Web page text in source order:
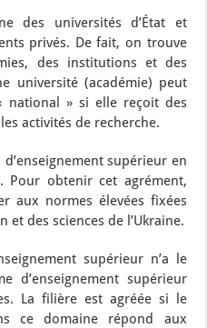
des universités d’État et
privés. De fait, on trouve
des institutions et des
université (académie) peut
national » si elle reçoit des
activités de recherche.
supérieur en
Pour obtenir cet agrément,
aux normes élevées fixées
et des sciences de l’Ukraine.
supérieur n’a le
d’enseignement supérieur
La filière est agréée si le
ce domaine répond aux